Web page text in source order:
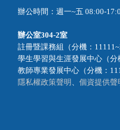
辦公時間：週一~五 08:00-
辦公室304-2室
註冊暨課務組（分機：
學生學習與生涯發展中心（分
教師專業發展中心（分機：
隱私權政策聲明
個資提供聲